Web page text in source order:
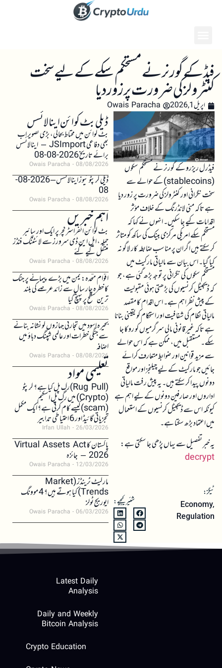
فیڈ کے گورنر نے مستحکم سکے کے لیے سخت
کنٹرولز کی ضرورت پر زور دیا
اپریل 1, 2026 Owais Paracha
فیڈرل ریزرو کے گورنر نے مستحکم سکوں
(stablecoins) کے حوالے سے
سخت نگرانی اور کنٹرولز کی ضرورت پر زور دیا
ہے تاکہ منی لانڈرنگ کے خلاف مؤثر
اقدامات کیے جا سکیں۔ انہوں نے کہا کہ
مستحکم سکے امریکی مرکزی بینک کی ساکھ کو متاثر
کر سکتے ہیں اگر ان پر مناسب ضابطہ کار لاگو نہ
کیا گیا۔ اس بیان سے مالیاتی مارکیٹ میں
مستحکم سکوں کی نگرانی پر توجہ بڑھ گئی ہے، جو
کہ ڈیجیٹل کرنسیوں کی بڑھتی ہوئی مقبولیت
کے پیش نظر اہم ہے۔ اس اقدام کا مقصد
مالیاتی نظام کی شفافیت اور استحکام کو یقینی بنانا
ہے تاکہ غیر قانونی مالی سرگرمیوں کو روکا جا
سکے۔ مستقبل میں، ممکن ہے کہ اس حوالے
سے مزید قوانین اور ضوابط متعارف کرائے
جائیں جو مارکیٹ کے لیے چیلنجز اور مواقع
دونوں پیدا کر سکتے ہیں۔ یہ پیش رفت مالیاتی
اداروں اور صارفین دونوں کے لیے اہم ہے
کیونکہ اس سے ڈیجیٹل کرنسیوں کے استعمال
میں اعتماد بڑھ سکتا ہے۔
یہ خبر تفصیل سے یہاں پڑھی جا سکتی ہے:
decrypt
ٹیگز:
Economy,
Regulation
شئیر کیجیے:
ڈیلی بٹ کوائن اینالائسس
بٹ کوائن میں محتاط بحالی، بڑی تصویر اب
بھی دفاعی JSImport – اینالائسس
برائے تاریخ 2026-08-08
Owais Paracha 08/08/2026
ڈیلی کرپٹو نیوز اینالائسس – 2026-08-
08
Owais Paracha 08/08/2026
اہم خبریں
بٹ کوائن انفراسٹرکچر پر ایک اور سائبر
حملہ، ایل این ڈی سرورز سے لائٹننگ فنڈز
منتقل کیے گئے
Owais Paracha 08/08/2026
اقوام متحدہ: یمن میں بڑے پیمانے پر جنگ
کا خطرہ چار سال سے زائد عرصے کی بلند
ترین سطح پر پہنچ گیا
Owais Paracha 08/08/2026
بحیرہ اسود میں تجارتی جہازوں کو نشانہ بنانے
سے جنگی خطرات اور عالمی شپنگ دباؤ میں
اضافہ
Owais Paracha 08/08/2026
تعلیمی مواد(Rug Pull)رگ پل کیا ہے؟ کرپٹو
(Crypto) میں رگ پل اسکیم
(scam)کیسے کام کرتی ہے؟ ایک مکمل
تجزیاتی گائیڈ اور 6 احتیاطی تدابیر
Irfan Ullah 26/03/2026
پاکستان کا Virtual Assets Act
2026 – جائزہ
Owais Paracha 12/03/2026
مارکیٹ ٹرینڈز (Market
Trends) کیا ہوتے ہیں؟ 4 موونگ
ایوریج ٹولز
Owais Paracha 06/03/2026
Latest Daily
Analysis
Daily and Weekly
Bitcoin Analysis
Crypto Education